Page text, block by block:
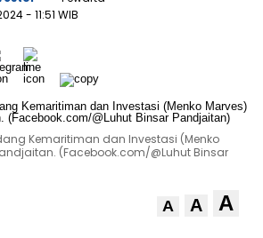
- 11:51 WIB
Kemaritiman dan Investasi (Menko
(Facebook.com/@Luhut Binsar
A A A